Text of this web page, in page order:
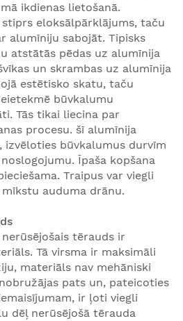
ikdienas lietošanā.
eloksālpārklājums, taču
alumīniju sabojāt. Tipisks
atstātās pēdas uz alumīnija
un skrambas uz alumīnija
estētisko skatu, taču
būvkalumu
Tās tikai liecina par
procesu. šī alumīnija
izvēloties būvkalumus durvīm
Īpaša kopšana
Traipus var viegli
auduma drānu.
tērauds ir
Tā virsma ir maksimāli
materiāls nav mehāniski
pats un, pateicoties
ir ļoti viegli
dēļ nerūsējošā tērauda